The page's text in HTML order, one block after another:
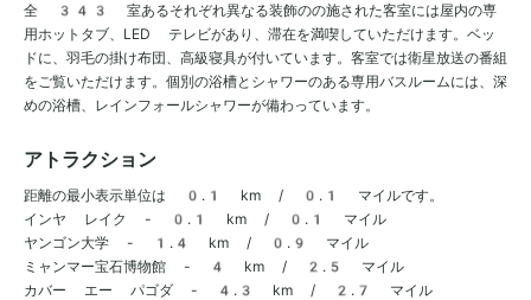
全 343 室あるそれぞれ異なる装飾のの施された客室には屋内の専
用ホットタブ、LED テレビがあり、滞在を満喫していただけます。ベッ
ドに、羽毛の掛け布団、高級寝具が付いています。客室では衛星放送の番組
をご覧いただけます。個別の浴槽とシャワーのある専用バスルームには、深
めの浴槽、レインフォールシャワーが備わっています。
アトラクション
距離の最小表示単位は 0.1 km / 0.1 マイルです。
インヤ レイク - 0.1 km / 0.1 マイル
ヤンゴン大学 - 1.4 km / 0.9 マイル
ミャンマー宝石博物館 - 4 km / 2.5 マイル
カバー エー パゴダ - 4.3 km / 2.7 マイル